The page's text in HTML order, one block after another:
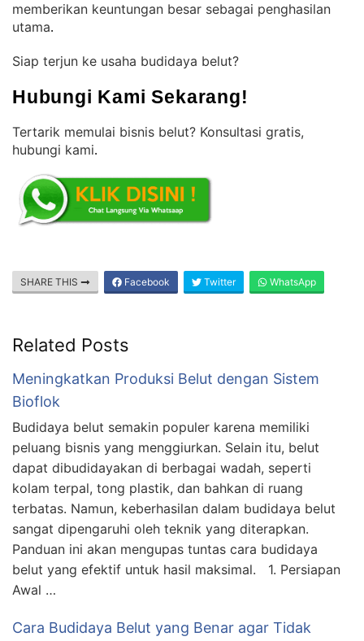
memberikan keuntungan besar sebagai penghasilan
utama.
Siap terjun ke usaha budidaya belut?
Hubungi Kami Sekarang!
Tertarik memulai bisnis belut? Konsultasi gratis,
hubungi kami.
SHARE THIS Facebook Twitter WhatsApp
Related Posts
Meningkatkan Produksi Belut dengan Sistem
Bioflok
Budidaya belut semakin populer karena memiliki
peluang bisnis yang menggiurkan. Selain itu, belut
dapat dibudidayakan di berbagai wadah, seperti
kolam terpal, tong plastik, dan bahkan di ruang
terbatas. Namun, keberhasilan dalam budidaya belut
sangat dipengaruhi oleh teknik yang diterapkan.
Panduan ini akan mengupas tuntas cara budidaya
belut yang efektif untuk hasil maksimal. 1. Persiapan
Awal …
Cara Budidaya Belut yang Benar agar Tidak